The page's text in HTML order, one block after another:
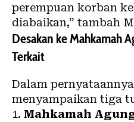
perempuan korban
diabaikan,” tambah
Desakan ke Mahkamah
Terkait
Dalam
menyampaikan tiga
Mahkamah